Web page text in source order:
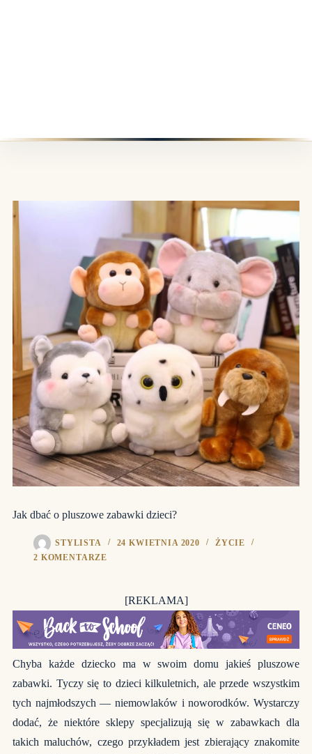
Jak dbać o pluszowe zabawki dzieci?
STYLISTA 24 KWIETNIA 2020
ŻYCIE
2 KOMENTARZE
[REKLAMA]
Chyba każde dziecko ma w swoim domu jakieś pluszowe
zabawki. Tyczy się to dzieci kilkuletnich, ale przede wszystkim
tych najmłodszych — niemowlaków i noworodków. Wystarczy
dodać, że niektóre sklepy specjalizują się w zabawkach dla
takich maluchów, czego przykładem jest zbierający znakomite